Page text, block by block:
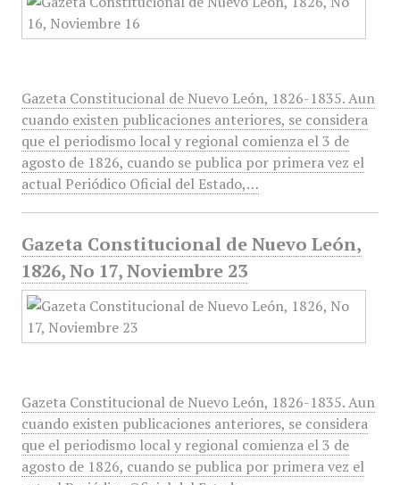
Gazeta Constitucional de Nuevo León, 1826-1835. Aun
cuando existen publicaciones anteriores, se considera
que el periodismo local y regional comienza el 3 de
agosto de 1826, cuando se publica por primera vez el
actual Periódico Oficial del Estado,…
Gazeta Constitucional de Nuevo León,
1826, No 17, Noviembre 23
Gazeta Constitucional de Nuevo León, 1826-1835. Aun
cuando existen publicaciones anteriores, se considera
que el periodismo local y regional comienza el 3 de
agosto de 1826, cuando se publica por primera vez el